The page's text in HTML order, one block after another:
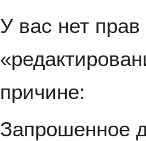
У вас нет
причине:
Запрошенное